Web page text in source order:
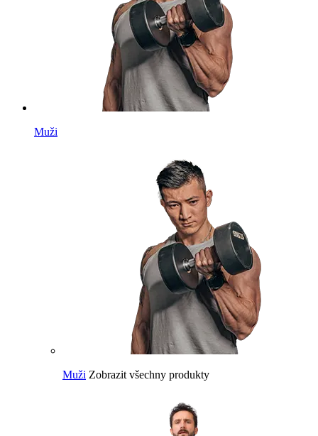
Muži
Muži Zobrazit všechny produkty